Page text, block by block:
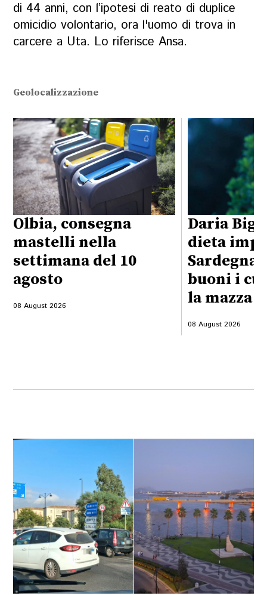
di 44 anni, con l’ipotesi di reato di duplice
omicidio volontario, ora l'uomo di trova in
carcere a Uta. Lo riferisce Ansa.
Geolocalizzazione
Olbia, consegna
mastelli nella
settimana del 10
agosto
08 August 2026
Daria
dieta
Sardegna:
buoni i
la mazza
08 August 2026